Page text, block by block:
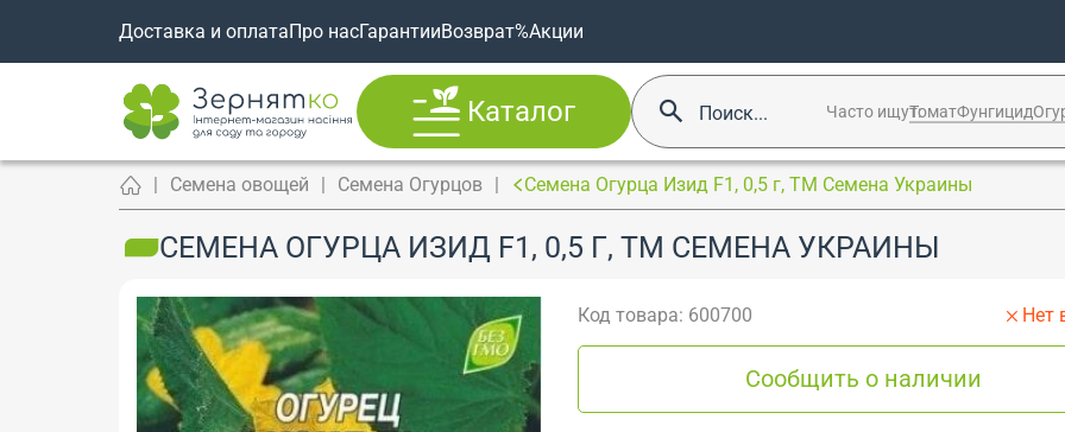
Доставка и оплатаПро насГарантииВозврат%Акции
Каталог Часто ищут:ТоматФунгицид
Семена овощей Семена Огурцов Семена Огурца Изид F1, 0,5 г, ТМ Семена Украины
СЕМЕНА ОГУРЦА ИЗИД F1, 0,5 Г, ТМ СЕМЕНА УКРАИНЫ
Код товара: 600700 Нет
Сообщить о наличии